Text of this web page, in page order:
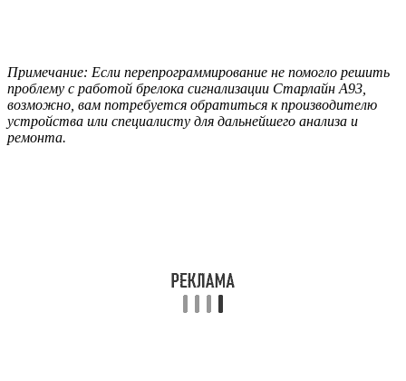
Примечание: Если перепрограммирование не помогло решить
проблему с работой брелока сигнализации Старлайн А93,
возможно, вам потребуется обратиться к производителю
устройства или специалисту для дальнейшего анализа и
ремонта.